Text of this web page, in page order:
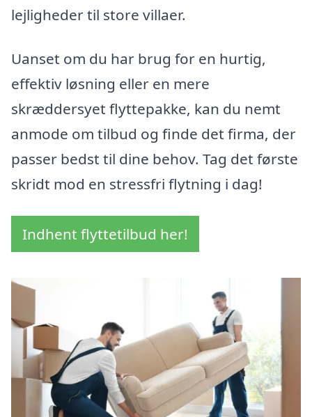
lejligheder til store villaer.
Uanset om du har brug for en hurtig,
effektiv løsning eller en mere
skræddersyet flyttepakke, kan du nemt
anmode om tilbud og finde det firma, der
passer bedst til dine behov. Tag det første
skridt mod en stressfri flytning i dag!
Indhent flyttetilbud her!